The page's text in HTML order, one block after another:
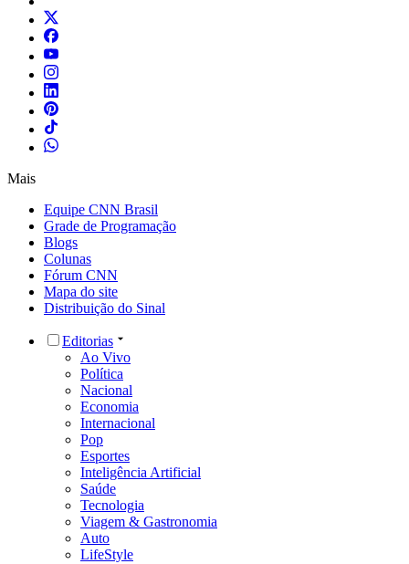
Mais
Equipe CNN Brasil
Grade de Programação
Blogs
Colunas
Fórum CNN
Mapa do site
Distribuição do Sinal
Editorias
Ao Vivo
Política
Nacional
Economia
Internacional
Pop
Esportes
Inteligência Artificial
Saúde
Tecnologia
Viagem & Gastronomia
Auto
LifeStyle